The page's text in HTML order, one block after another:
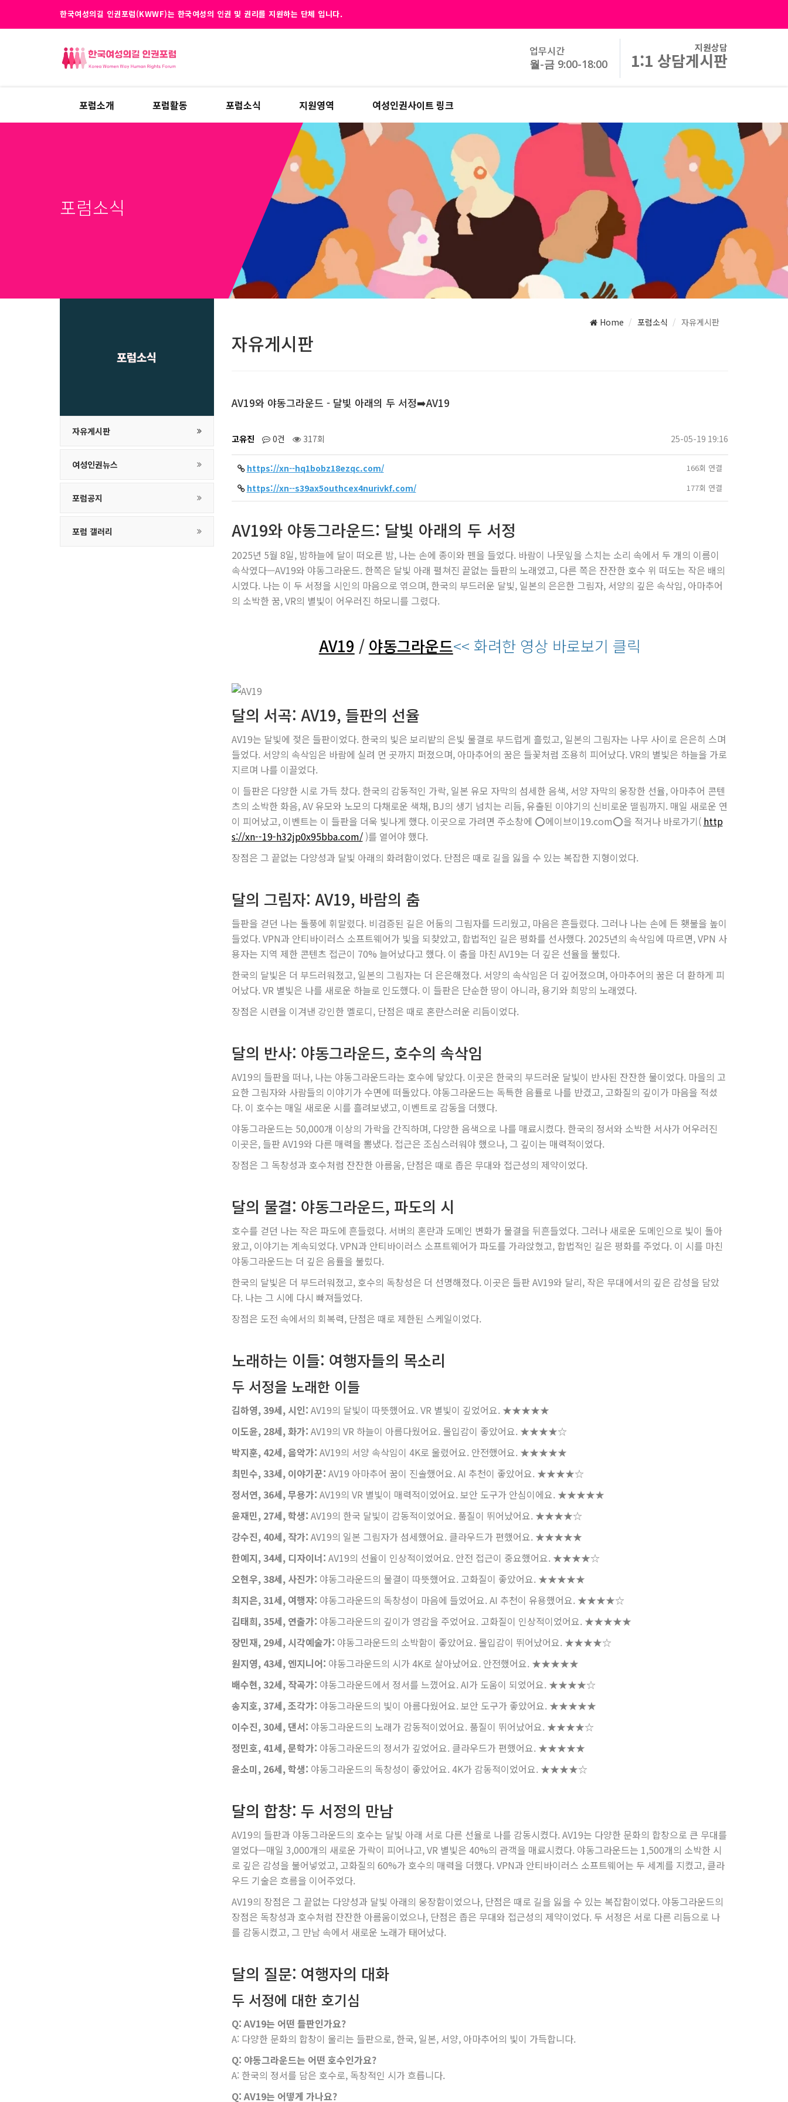
한국여성의길 인권포럼(KWWF)는 한국여성의 인권 및 권리를 지원하는 단체 입니다.
업무시간
월-금 9:00-18:00
지원상담
1:1 상담게시판
포럼소개 포럼활동 포럼소식 지원영역 여성인권사이트 링크
포럼소식
포럼소식
자유게시판
여성인권뉴스
포럼공지
포럼 갤러리
Home 포럼소식 자유게시판
자유게시판
AV19와 야동그라운드 - 달빛 아래의 두 서정➡️AV19
고유진 0건 317회 25-05-19 19:16
https://xn--hq1bobz18ezqc.com/ 166회 연결
https://xn--s39ax5outhcex4nurivkf.com/ 177회 연결
AV19와 야동그라운드: 달빛 아래의 두 서정
2025년 5월 8일, 밤하늘에 달이 떠오른 밤, 나는 손에 종이와 펜을 들었다. 바람이 나뭇잎을 스치는 소리 속에서 두 개의 이름이
속삭였다—AV19와 야동그라운드. 한쪽은 달빛 아래 펼쳐진 끝없는 들판의 노래였고, 다른 쪽은 잔잔한 호수 위 떠도는 작은 배의
시였다. 나는 이 두 서정을 시인의 마음으로 엮으며, 한국의 부드러운 달빛, 일본의 은은한 그림자, 서양의 깊은 속삭임, 아마추어
의 소박한 꿈, VR의 별빛이 어우러진 하모니를 그렸다.
AV19 / 야동그라운드<< 화려한 영상 바로보기 클릭
달의 서곡: AV19, 들판의 선율
AV19는 달빛에 젖은 들판이었다. 한국의 빛은 보리밭의 은빛 물결로 부드럽게 흘렀고, 일본의 그림자는 나무 사이로 은은히 스며
들었다. 서양의 속삭임은 바람에 실려 먼 곳까지 퍼졌으며, 아마추어의 꿈은 들꽃처럼 조용히 피어났다. VR의 별빛은 하늘을 가로
지르며 나를 이끌었다.
이 들판은 다양한 시로 가득 찼다. 한국의 감동적인 가락, 일본 유모 자막의 섬세한 음색, 서양 자막의 웅장한 선율, 아마추어 콘텐
츠의 소박한 화음, AV 유모와 노모의 다채로운 색채, BJ의 생기 넘치는 리듬, 유출된 이야기의 신비로운 떨림까지. 매일 새로운 연
이 피어났고, 이벤트는 이 들판을 더욱 빛나게 했다. 이곳으로 가려면 주소창에 ⭕️에이브이19.com⭕️을 적거나 바로가기( http
s://xn--19-h32jp0x95bba.com/)를 열어야 했다.
장점은 그 끝없는 다양성과 달빛 아래의 화려함이었다. 단점은 때로 길을 잃을 수 있는 복잡한 지형이었다.
달의 그림자: AV19, 바람의 춤
들판을 걷던 나는 돌풍에 휘말렸다. 비검증된 길은 어둠의 그림자를 드리웠고, 마음은 흔들렸다. 그러나 나는 손에 든 횃불을 높이
들었다. VPN과 안티바이러스 소프트웨어가 빛을 되찾았고, 합법적인 길은 평화를 선사했다. 2025년의 속삭임에 따르면, VPN 사
용자는 지역 제한 콘텐츠 접근이 70% 늘어났다고 했다. 이 춤을 마친 AV19는 더 깊은 선율을 불렀다.
한국의 달빛은 더 부드러워졌고, 일본의 그림자는 더 은은해졌다. 서양의 속삭임은 더 깊어졌으며, 아마추어의 꿈은 더 환하게 피
어났다. VR 별빛은 나를 새로운 하늘로 인도했다. 이 들판은 단순한 땅이 아니라, 용기와 희망의 노래였다.
장점은 시련을 이겨낸 강인한 멜로디, 단점은 때로 혼란스러운 리듬이었다.
달의 반사: 야동그라운드, 호수의 속삭임
AV19의 들판을 떠나, 나는 야동그라운드라는 호수에 닿았다. 이곳은 한국의 부드러운 달빛이 반사된 잔잔한 물이었다. 마을의 고
요한 그림자와 사람들의 이야기가 수면에 떠돌았다. 야동그라운드는 독특한 음률로 나를 반겼고, 고화질의 깊이가 마음을 적셨
다. 이 호수는 매일 새로운 시를 흘려보냈고, 이벤트로 감동을 더했다.
야동그라운드는 50,000개 이상의 가락을 간직하며, 다양한 음색으로 나를 매료시켰다. 한국의 정서와 소박한 서사가 어우러진
이곳은, 들판 AV19와 다른 매력을 뽐냈다. 접근은 조심스러워야 했으나, 그 깊이는 매력적이었다.
장점은 그 독창성과 호수처럼 잔잔한 아름움, 단점은 때로 좁은 무대와 접근성의 제약이었다.
달의 물결: 야동그라운드, 파도의 시
호수를 걷던 나는 작은 파도에 흔들렸다. 서버의 혼란과 도메인 변화가 물결을 뒤흔들었다. 그러나 새로운 도메인으로 빛이 돌아
왔고, 이야기는 계속되었다. VPN과 안티바이러스 소프트웨어가 파도를 가라앉혔고, 합법적인 길은 평화를 주었다. 이 시를 마친
야동그라운드는 더 깊은 음률을 불렀다.
한국의 달빛은 더 부드러워졌고, 호수의 독창성은 더 선명해졌다. 이곳은 들판 AV19와 달리, 작은 무대에서의 깊은 감성을 담았
다. 나는 그 시에 다시 빠져들었다.
장점은 도전 속에서의 회복력, 단점은 때로 제한된 스케일이었다.
노래하는 이들: 여행자들의 목소리
두 서정을 노래한 이들
김하영, 39세, 시인: AV19의 달빛이 따뜻했어요. VR 별빛이 깊었어요. ★★★★★
이도윤, 28세, 화가: AV19의 VR 하늘이 아름다웠어요. 몰입감이 좋았어요. ★★★★☆
박지훈, 42세, 음악가: AV19의 서양 속삭임이 4K로 울렸어요. 안전했어요. ★★★★★
최민수, 33세, 이야기꾼: AV19 아마추어 꿈이 진솔했어요. AI 추천이 좋았어요. ★★★★☆
정서연, 36세, 무용가: AV19의 VR 별빛이 매력적이었어요. 보안 도구가 안심이에요. ★★★★★
윤재민, 27세, 학생: AV19의 한국 달빛이 감동적이었어요. 품질이 뛰어났어요. ★★★★☆
강수진, 40세, 작가: AV19의 일본 그림자가 섬세했어요. 클라우드가 편했어요. ★★★★★
한예지, 34세, 디자이너: AV19의 선율이 인상적이었어요. 안전 접근이 중요했어요. ★★★★☆
오현우, 38세, 사진가: 야동그라운드의 물결이 따뜻했어요. 고화질이 좋았어요. ★★★★★
최지은, 31세, 여행자: 야동그라운드의 독창성이 마음에 들었어요. AI 추천이 유용했어요. ★★★★☆
김태희, 35세, 연출가: 야동그라운드의 깊이가 영감을 주었어요. 고화질이 인상적이었어요. ★★★★★
장민재, 29세, 시각예술가: 야동그라운드의 소박함이 좋았어요. 몰입감이 뛰어났어요. ★★★★☆
원지영, 43세, 엔지니어: 야동그라운드의 시가 4K로 살아났어요. 안전했어요. ★★★★★
배수현, 32세, 작곡가: 야동그라운드에서 정서를 느꼈어요. AI가 도움이 되었어요. ★★★★☆
송지호, 37세, 조각가: 야동그라운드의 빛이 아름다웠어요. 보안 도구가 좋았어요. ★★★★★
이수진, 30세, 댄서: 야동그라운드의 노래가 감동적이었어요. 품질이 뛰어났어요. ★★★★☆
정민호, 41세, 문학가: 야동그라운드의 정서가 깊었어요. 클라우드가 편했어요. ★★★★★
윤소미, 26세, 학생: 야동그라운드의 독창성이 좋았어요. 4K가 감동적이었어요. ★★★★☆
달의 합창: 두 서정의 만남
AV19의 들판과 야동그라운드의 호수는 달빛 아래 서로 다른 선율로 나를 감동시켰다. AV19는 다양한 문화의 합창으로 큰 무대를
열었다—매일 3,000개의 새로운 가락이 피어나고, VR 별빛은 40%의 관객을 매료시켰다. 야동그라운드는 1,500개의 소박한 시
로 깊은 감성을 불어넣었고, 고화질의 60%가 호수의 매력을 더했다. VPN과 안티바이러스 소프트웨어는 두 세계를 지켰고, 클라
우드 기술은 흐름을 이어주었다.
AV19의 장점은 그 끝없는 다양성과 달빛 아래의 웅장함이었으나, 단점은 때로 길을 잃을 수 있는 복잡함이었다. 야동그라운드의
장점은 독창성과 호수처럼 잔잔한 아름움이었으나, 단점은 좁은 무대와 접근성의 제약이었다. 두 서정은 서로 다른 리듬으로 나
를 감동시켰고, 그 만남 속에서 새로운 노래가 태어났다.
달의 질문: 여행자의 대화
두 서정에 대한 호기심
Q: AV19는 어떤 들판인가요?
A: 다양한 문화의 합창이 울리는 들판으로, 한국, 일본, 서양, 아마추어의 빛이 가득합니다.
Q: 야동그라운드는 어떤 호수인가요?
A: 한국의 정서를 담은 호수로, 독창적인 시가 흐릅니다.
Q: AV19는 어떻게 가나요?